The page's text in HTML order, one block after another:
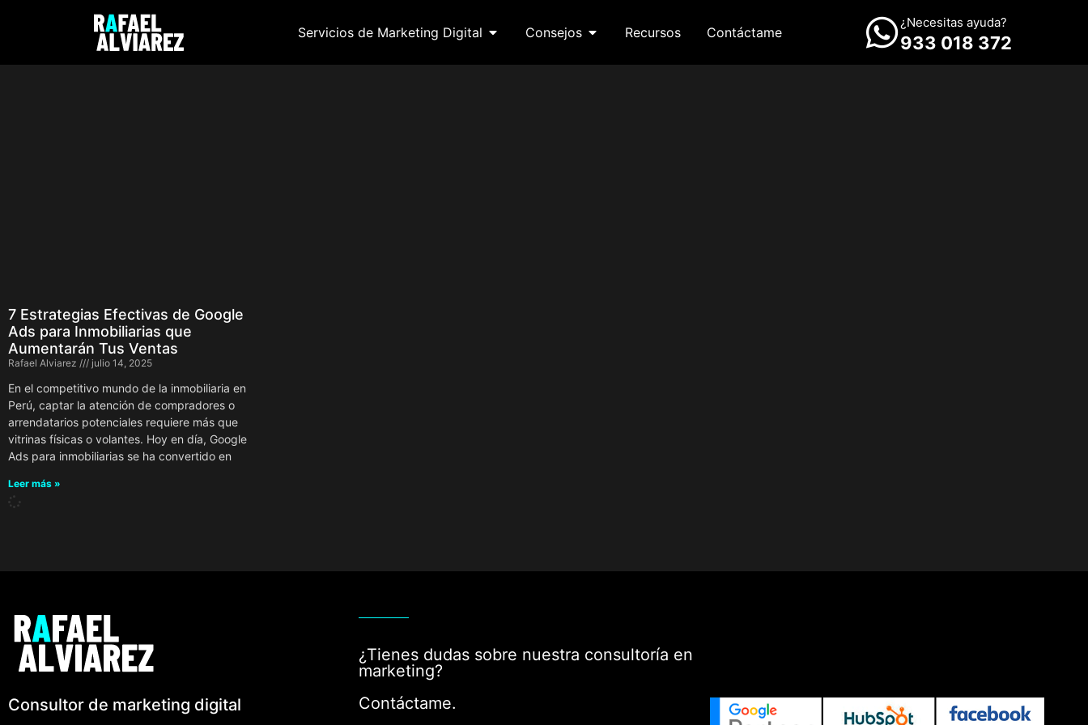
Servicios de Marketing Digital Consejos Recursos Contáctame
¿Necesitas ayuda?
933 018 372
7 Estrategias Efectivas de Google
Ads para Inmobiliarias que
Aumentarán Tus Ventas
Rafael Alviarez julio 14, 2025
En el competitivo mundo de la inmobiliaria en
Perú, captar la atención de compradores o
arrendatarios potenciales requiere más que
vitrinas físicas o volantes. Hoy en día, Google
Ads para inmobiliarias se ha convertido en
Leer más »
Consultor de marketing digital
¿Tienes dudas sobre nuestra consultoría en
marketing?
Contáctame.